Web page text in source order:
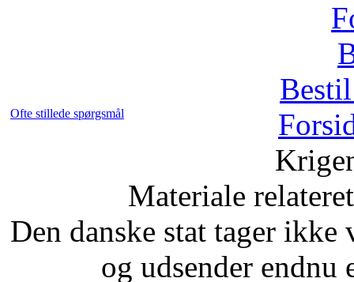
Ofte stillede spørgsmål
Materiale
Den danske stat tager
og udsender